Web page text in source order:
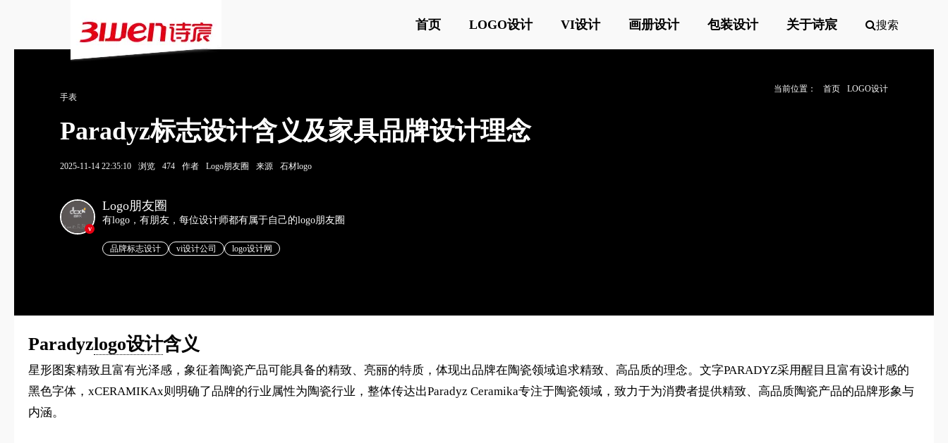
首页 LOGO设计 VI设计 画册设计 包装设计 关于诗宸 搜索
当前位置： 首页
LOGO设计
手表
Paradyz标志设计含义及家具品牌设计理念
2025-11-14 22:35:10 浏览 474 作者 Logo朋友圈 来源 石材logo
v
Logo朋友圈
有logo，有朋友，每位设计师都有属于自己的logo朋友圈
品牌标志设计 vi设计公司 logo设计网
Paradyzlogo设计含义
星形图案精致且富有光泽感，象征着陶瓷产品可能具备的精致、亮丽的特质，体现出品牌在陶瓷领域追求精致、高品质的理念。文字PARADYZ采用醒目且富有设计感的
黑色字体，xCERAMIKAx则明确了品牌的行业属性为陶瓷行业，整体传达出Paradyz Ceramika专注于陶瓷领域，致力于为消费者提供精致、高品质陶瓷产品的品牌形象与
内涵。